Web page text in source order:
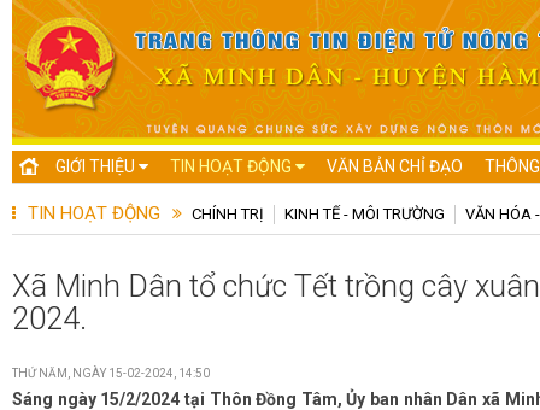
GIỚI THIỆU TIN HOẠT ĐỘNG VĂN BẢN CHỈ ĐẠO
TIN HOẠT ĐỘNG CHÍNH TRỊ KINH TẾ - MÔI TRƯỜNG VĂN HÓA
Xã Minh Dân tổ chức Tết trồng cây
2024.
THỨ NĂM, NGÀY 15-02-2024, 14:50
Sáng ngày 15/2/2024 tại Thôn Đồng Tâm, Ủy ban nhân Dân xã